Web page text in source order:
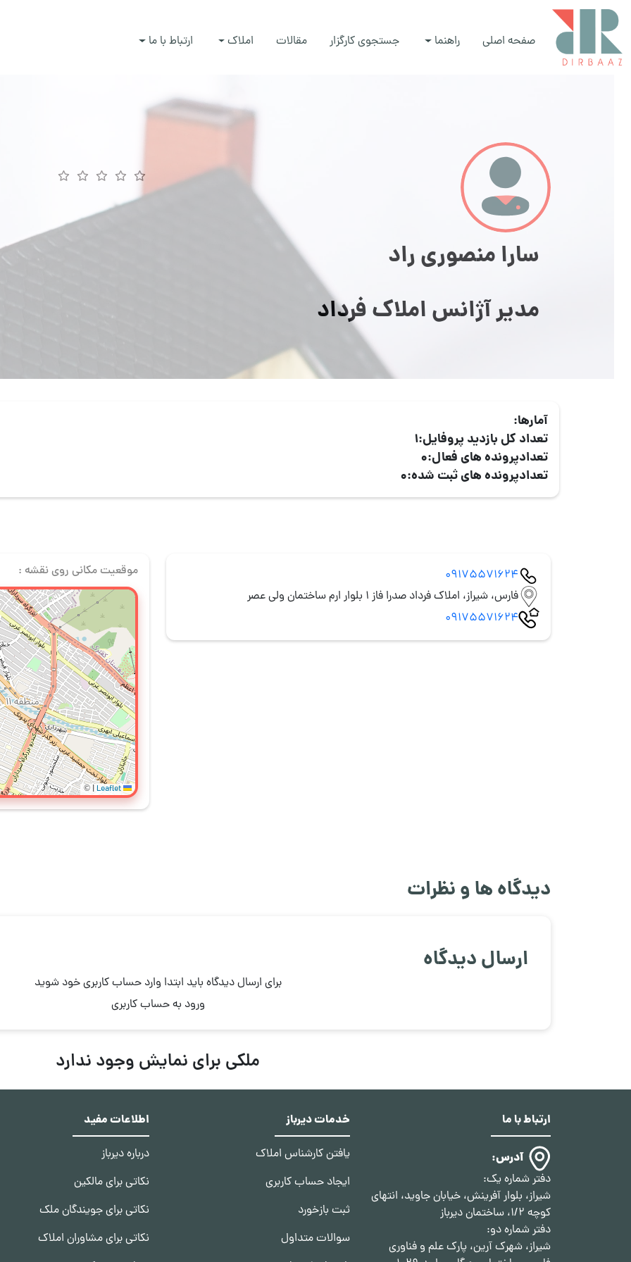
صفحه اصلی راهنما جستجوی کارگزار مقالات املاک ارتباط با ما
سارا منصوری راد
مدیر آژانس املاک فرداد
آمارها:
تعداد کل بازدید پروفایل:1
تعدادپرونده های فعال:0
تعدادپرونده های ثبت شده:0
09175571624
فارس، شیراز، املاک فرداد صدرا فاز 1 بلوار ارم ساختمان ولی عصر
09175571624
موقعیت مکانی روی نقشه :
Leaflet
|
©
دیدگاه ها و نظرات
ارسال دیدگاه
برای ارسال دیدگاه باید ابتدا وارد حساب کاربری خود شوید
ورود به حساب کاربری
ملکی برای نمایش وجود ندارد
ارتباط با ما
آدرس:
دفتر شماره یک:
شیراز، بلوار آفرینش، خیابان جاوید، انتهای
کوچه 1/2، ساختمان دیرباز
دفتر شماره دو:
شیراز، شهرک آرین، پارک علم و فناوری
خدمات دیرباز
یافتن کارشناس املاک
ایجاد حساب کاربری
ثبت بازخورد
سوالات متداول
اطلاعات مفید
درباره دیرباز
نکاتی برای مالکین
نکاتی برای جویندگان ملک
نکاتی برای مشاوران املاک